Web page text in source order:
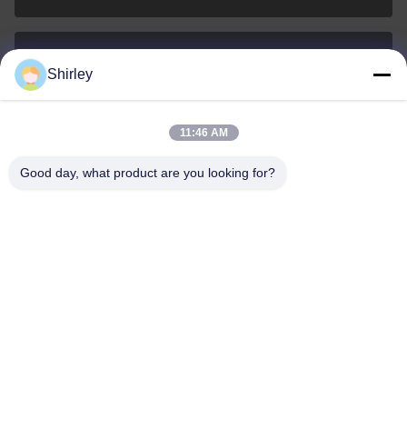
0086-18148506772
Shirley
11:46 AM
Good day, what product are you looking for?